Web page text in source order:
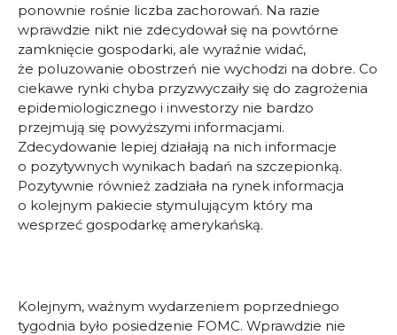
ponownie rośnie liczba zachorowań. Na razie
wprawdzie nikt nie zdecydował się na powtórne
zamknięcie gospodarki, ale wyraźnie widać,
że poluzowanie obostrzeń nie wychodzi na dobre. Co
ciekawe rynki chyba przyzwyczaiły się do zagrożenia
epidemiologicznego i inwestorzy nie bardzo
przejmują się powyższymi informacjami.
Zdecydowanie lepiej działają na nich informacje
o pozytywnych wynikach badań na szczepionką.
Pozytywnie również zadziała na rynek informacja
o kolejnym pakiecie stymulującym który ma
wesprzeć gospodarkę amerykańską.
Kolejnym, ważnym wydarzeniem poprzedniego
tygodnia było posiedzenie FOMC. Wprawdzie nie